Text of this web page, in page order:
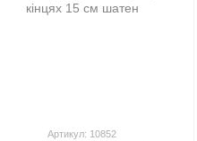
Артикул: 10852